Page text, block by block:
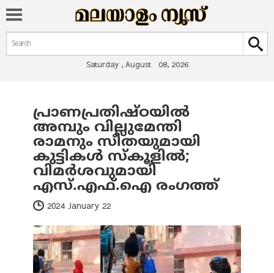
Search form
Search
Saturday , August 08, 2026
You are here
പ്രാണപ്രതിഷ്ഠയിൽ
അമ്പും വില്ലുമേന്തി
രാമനും സീതയുമായി
കുട്ടികൾ സ്‌കൂളിൽ;
വിമർശവുമായി
എസ്.എഫ്.ഐ രംഗത്ത്
2024 January 22